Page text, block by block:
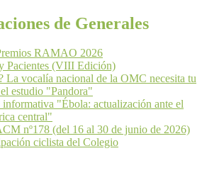
de Generales
RAMAO 2026
Pacientes (VIII Edición)
La vocalía nacional de la OMC necesita tu
estudio "Pandora"
informativa "Ébola: actualización ante el
central"
nº178 (del 16 al 30 de junio de 2026)
ciclista del Colegio